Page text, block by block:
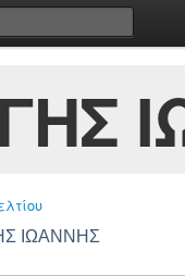
ΙΩΑΝΝΗΣ